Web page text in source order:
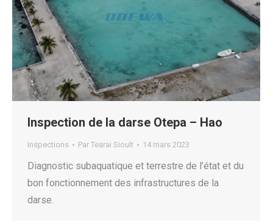
Inspection de la darse Otepa – Hao
Inspections Par Tearai Sioult 14 mars 2023
Diagnostic subaquatique et terrestre de l’état et du
bon fonctionnement des infrastructures de la
darse.